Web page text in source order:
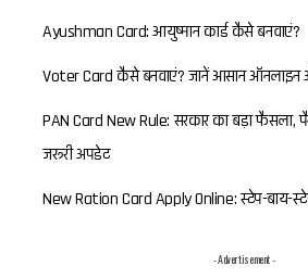
Ayushman Card: आयुष्मान कार्ड कैसे बनवाएं?
Voter Card कैसे बनवाएं? जानें आसान
PAN Card New Rule: सरकार का बड़ा फैसला,
जरूरी अपडेट
New Ration Card Apply Online: स्टेप-बाय-
- Advertisement -